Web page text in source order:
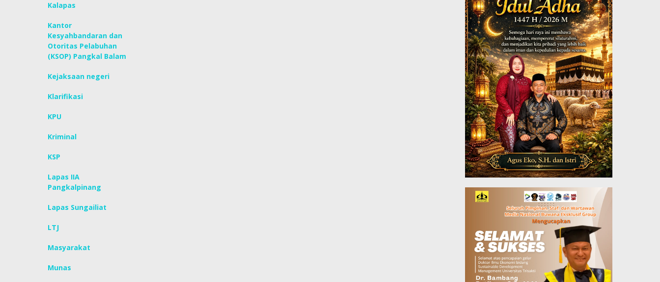
Kalapas
Kantor
Kesyahbandaran dan
Otoritas Pelabuhan
(KSOP) Pangkal Balam
Kejaksaan negeri
Klarifikasi
KPU
Kriminal
KSP
Lapas IIA
Pangkalpinang
Lapas Sungailiat
LTJ
Masyarakat
Munas